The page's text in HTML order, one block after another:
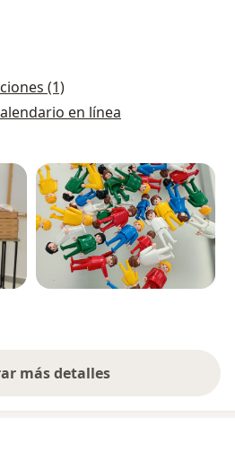
(1)
en línea
más detalles
sobre la experiencia